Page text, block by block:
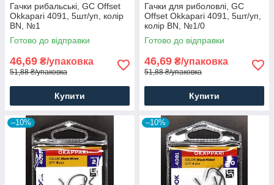
Гачки рибальські, GC Offset
Okkapari 4091, 5шт/уп, колір
BN, №1
Готово до відправки
46,69 ₴/упаковка
51,88 ₴/упаковка
Купити
Гачки для риболовлі, GC
Offset Okkapari 4091, 5шт/уп,
колір BN, №1/0
Готово до відправки
46,69 ₴/упаковка
51,88 ₴/упаковка
Купити
–10% –10%